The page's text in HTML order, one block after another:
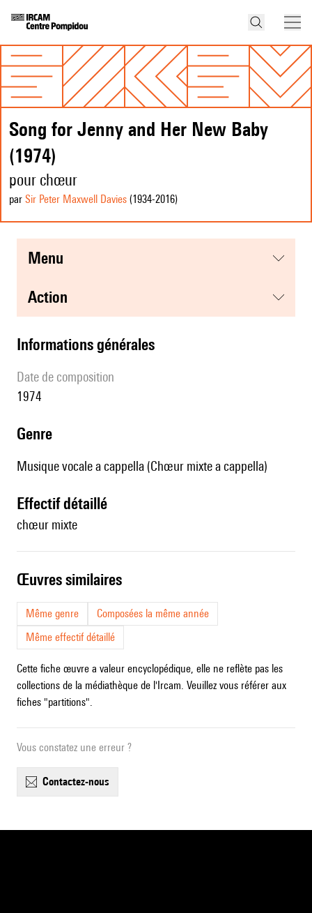
Song for Jenny and Her New Baby
(1974)
pour chœur
par Sir Peter Maxwell Davies (1934-2016)
menu
action
informations générales
date de composition
1974
genre
Musique vocale a cappella (Chœur mixte a cappella)
effectif détaillé
chœur mixte
œuvres similaires
Même genre
Composées la même année
Même effectif détaillé
Cette fiche œuvre a valeur encyclopédique, elle ne reflète pas les
collections de la médiathèque de l'Ircam. Veuillez vous référer aux
fiches "partitions".
Vous constatez une erreur ?
contactez-nous